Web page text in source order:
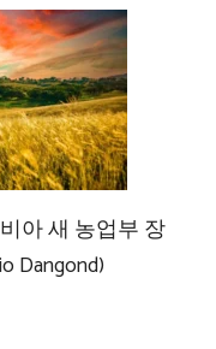
아 새 농업부 장
Dangond)